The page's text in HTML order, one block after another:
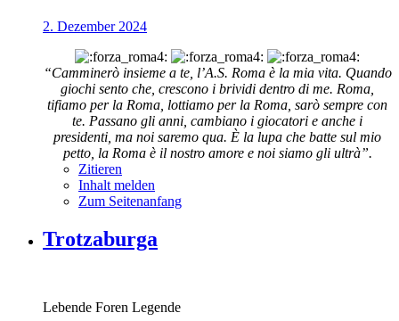
2. Dezember 2024
“Camminerò insieme a te, l’A.S. Roma è la mia vita. Quando
giochi sento che, crescono i brividi dentro di me. Roma,
tifiamo per la Roma, lottiamo per la Roma, sarò sempre con
te. Passano gli anni, cambiano i giocatori e anche i
presidenti, ma noi saremo qua. È la lupa che batte sul mio
petto, la Roma è il nostro amore e noi siamo gli ultrà”.
Zitieren
Inhalt melden
Zum Seitenanfang
Trotzaburga
Lebende Foren Legende